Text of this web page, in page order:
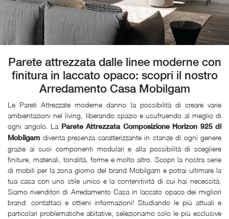
Parete attrezzata dalle linee moderne con
finitura in laccato opaco: scopri il nostro
Arredamento Casa Mobilgam
Le Pareti Attrezzate moderne danno la possibilità di creare varie
ambientazioni nel living, liberando spazio e usufruendo al meglio di
ogni angolo. La Parete Attrezzata Composizione Horizon 925 di
Mobilgam diventa presenza caratterizzante in stanze di ogni genere
grazie ai suoi componenti modulari e alla possibilità di scegliere
finiture, materiali, tonalità, forme e molto altro. Scopri la nostra serie
di mobili per la zona giorno del brand Mobilgam e potrai ultimare la
tua casa con uno stile unico e la contenitività di cui hai necessità.
Siamo rivenditori di Arredamento Casa in laccato opaco dei migliori
brand: contattaci e ottieni informazioni! Studiando le più attuali e
particolari problematiche abitative, selezionamo solo le più esclusive